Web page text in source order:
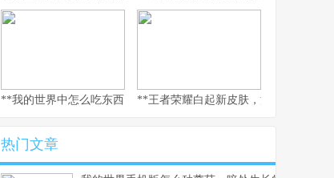
**我的世界中怎么吃东西，生存与美味的核心法则，副标题，像素
**王者荣耀白起新皮肤，深渊咆哮的
热门文章